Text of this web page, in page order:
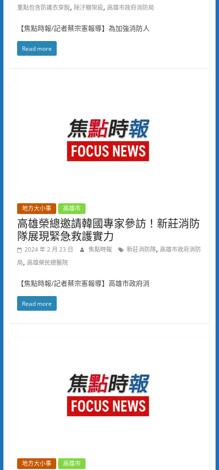
重點包含防護衣穿脫, 除汙棚架設, 高雄市政府消防局
【焦點時報/記者蔡宗憲報導】為加強消防人
Read more
地方大小事 高雄市
高雄榮總邀請韓國專家參訪！新莊消防
隊展現緊急救護實力
2024 年 2 月 23 日 焦點時報 新莊消防隊, 高雄市政府消防
局, 高雄榮民總醫院
【焦點時報/記者蔡宗憲報導】高雄市政府消
Read more
地方大小事 高雄市